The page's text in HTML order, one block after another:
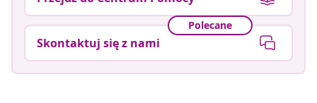
Polecane
Skontaktuj się z nami